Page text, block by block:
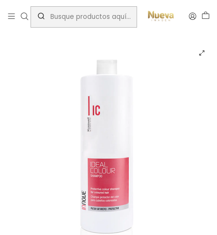
Inicio Tratamientos capilares Marcas
KOSWELL SHAMPOO IDEAL COLOUR 500ML